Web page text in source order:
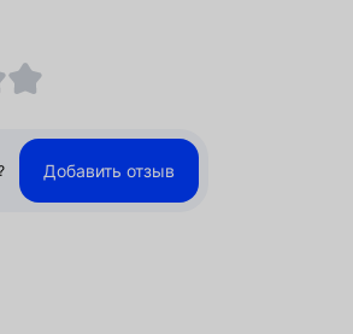
Добавить отзыв